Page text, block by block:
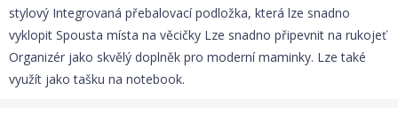
stylový Integrovaná přebalovací podložka, která lze snadno
vyklopit Spousta místa na věcičky Lze snadno připevnit na rukojeť
Organizér jako skvělý doplněk pro moderní maminky. Lze také
využít jako tašku na notebook.